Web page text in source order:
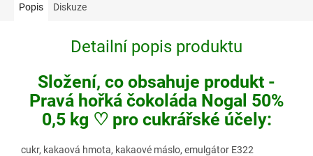
Popis Diskuze
Detailní popis produktu
Složení, co obsahuje produkt -
Pravá hořká čokoláda Nogal 50%
0,5 kg ♡ pro cukrářské účely:
cukr, kakaová hmota, kakaové máslo, emulgátor E322